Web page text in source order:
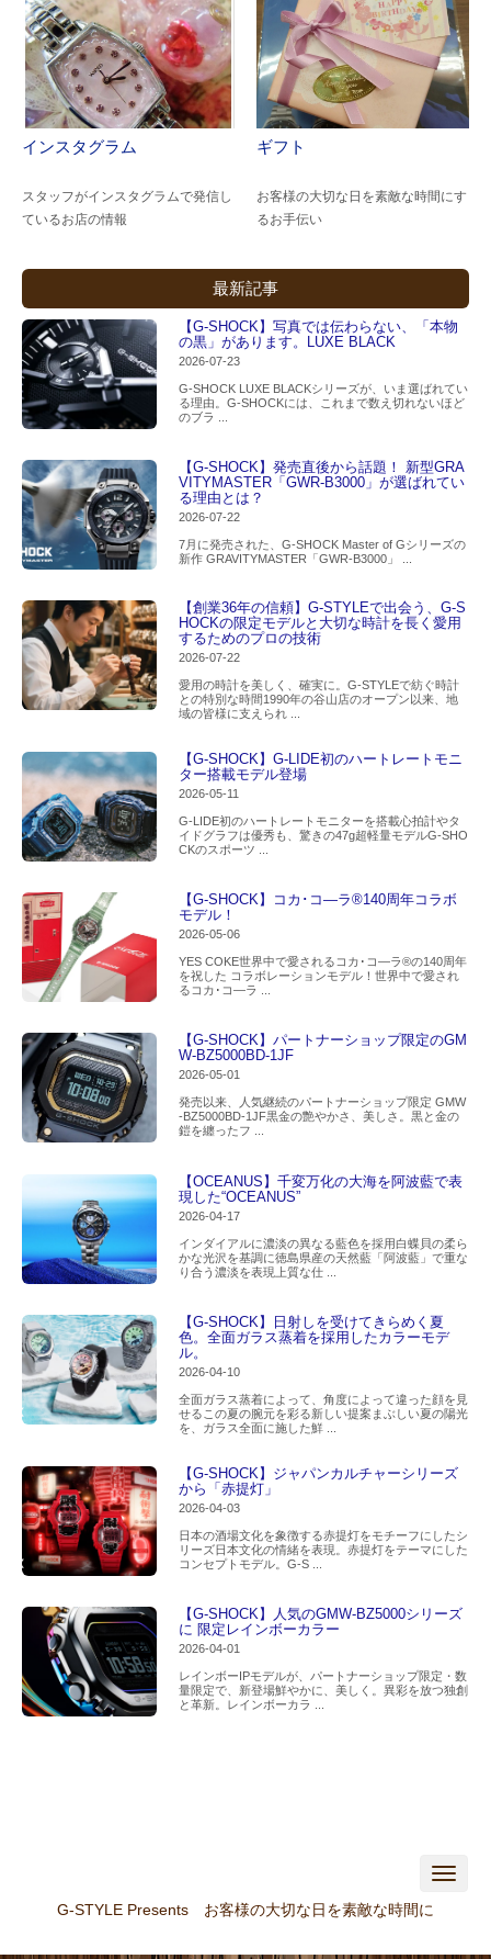
インスタグラム
スタッフがインスタグラムで発信し
ているお店の情報
ギフト
お客様の大切な日を素敵な時間にす
るお手伝い
最新記事
【G-SHOCK】写真では伝わらない、「本物
の黒」があります。LUXE BLACK
2026-07-23
G-SHOCK LUXE BLACKシリーズが、いま選ばれてい
る理由。G-SHOCKには、これまで数え切れないほど
のブラ ...
【G-SHOCK】発売直後から話題！ 新型GRA
VITYMASTER「GWR-B3000」が選ばれてい
る理由とは？
2026-07-22
7月に発売された、G-SHOCK Master of Gシリーズの
新作 GRAVITYMASTER「GWR-B3000」 ...
【創業36年の信頼】G-STYLEで出会う、G-S
HOCKの限定モデルと大切な時計を長く愛用
するためのプロの技術
2026-07-22
愛用の時計を美しく、確実に。G-STYLEで紡ぐ時計
との特別な時間1990年の谷山店のオープン以来、地
域の皆様に支えられ ...
【G-SHOCK】G-LIDE初のハートレートモニ
ター搭載モデル登場
2026-05-11
G-LIDE初のハートレートモニターを搭載心拍計やタ
イドグラフは優秀も、驚きの47g超軽量モデルG-SHO
CKのスポーツ ...
【G-SHOCK】コカ･コ―ラ®140周年コラボ
モデル！
2026-05-06
YES COKE世界中で愛されるコカ･コ―ラ®の140周年
を祝した コラボレーションモデル！世界中で愛され
るコカ･コ―ラ ...
【G-SHOCK】パートナーショップ限定のGM
W-BZ5000BD-1JF
2026-05-01
発売以来、人気継続のパートナーショップ限定 GMW
-BZ5000BD-1JF黒金の艶やかさ、美しさ。黒と金の
鎧を纏ったフ ...
【OCEANUS】千変万化の大海を阿波藍で表
現した“OCEANUS”
2026-04-17
インダイアルに濃淡の異なる藍色を採用白蝶貝の柔ら
かな光沢を基調に徳島県産の天然藍「阿波藍」で重な
り合う濃淡を表現上質な仕 ...
【G-SHOCK】日射しを受けてきらめく夏
色。全面ガラス蒸着を採用したカラーモデ
ル。
2026-04-10
全面ガラス蒸着によって、角度によって違った顔を見
せるこの夏の腕元を彩る新しい提案まぶしい夏の陽光
を、ガラス全面に施した鮮 ...
【G-SHOCK】ジャパンカルチャーシリーズ
から「赤提灯」
2026-04-03
日本の酒場文化を象徴する赤提灯をモチーフにしたシ
リーズ日本文化の情緒を表現。赤提灯をテーマにした
コンセプトモデル。G-S ...
【G-SHOCK】人気のGMW-BZ5000シリーズ
に 限定レインボーカラー
2026-04-01
レインボーIPモデルが、パートナーショップ限定・数
量限定で、新登場鮮やかに、美しく。異彩を放つ独創
と革新。レインボーカラ ...
N
G-STYLE Presents お客様の大切な日を素敵な時間に